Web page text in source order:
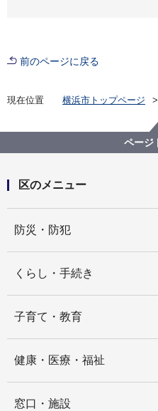
前のページに戻る
現在位置 横浜市トップページ
こんにちは赤ちゃん訪
ページ
区のメニュー
防災・防犯
くらし・手続き
子育て・教育
健康・医療・福祉
窓口・施設